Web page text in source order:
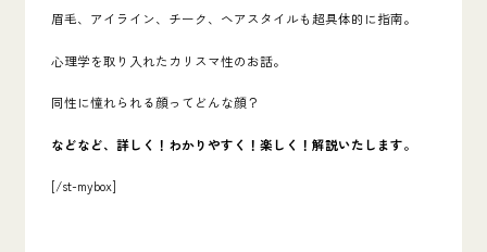
眉毛、アイライン、チーク、ヘアスタイルも超具体的に指南。
心理学を取り入れたカリスマ性のお話。
同性に憧れられる顔ってどんな顔？
などなど、詳しく！わかりやすく！楽しく！解説いたします。
[/st-mybox]